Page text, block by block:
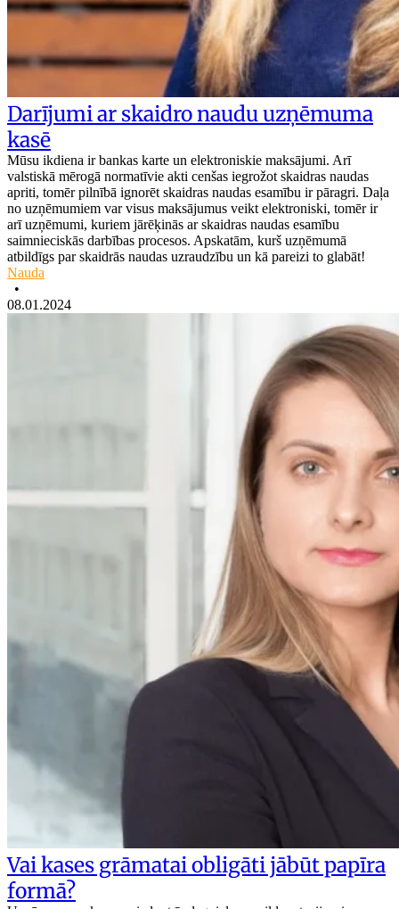
Darījumi ar skaidro naudu uzņēmuma
kasē
Mūsu ikdiena ir bankas karte un elektroniskie maksājumi. Arī
valstiskā mērogā normatīvie akti cenšas iegrožot skaidras naudas
apriti, tomēr pilnībā ignorēt skaidras naudas esamību ir pāragri. Daļa
no uzņēmumiem var visus maksājumus veikt elektroniski, tomēr ir
arī uzņēmumi, kuriem jārēķinās ar skaidras naudas esamību
saimnieciskās darbības procesos. Apskatām, kurš uzņēmumā
atbildīgs par skaidrās naudas uzraudzību un kā pareizi to glabāt!
Nauda
•
08.01.2024
Vai kases grāmatai obligāti jābūt papīra
formā?